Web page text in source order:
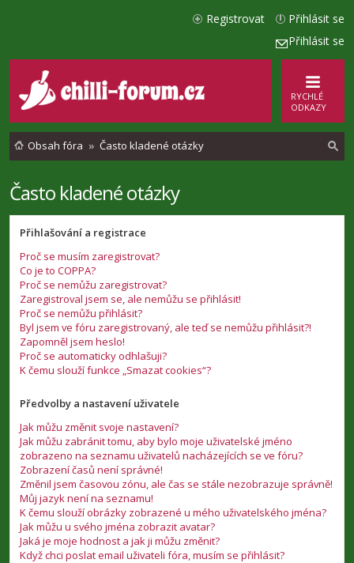
Přihlásit se
Přihlásit se
Registrovat
RYCHLÉ
ODKAZY
Obsah fóra Často kladené otázky
e
Často kladené otázky
Přihlašování a registrace
Proč se musím zaregistrovat?
Co je to COPPA?
Proč se nemůžu zaregistrovat?
Zaregistroval jsem se, ale nemůžu se přihlásit!
Proč se nemůžu přihlásit?
Byl jsem ve fóru zaregistrovaný, ale teď se nemůžu přihlásit?!
Zapomněl jsem heslo!
Proč se automaticky odhlašuji?
K čemu slouží funkce „Smazat cookies“?
Předvolby a nastavení uživatele
Jak můžu změnit svoje nastavení?
Jak můžu zabránit tomu, aby bylo moje uživatelské jméno
zobrazeno na seznamu uživatelů nacházejících se ve fóru?
Zobrazení časů není správné!
Změnil jsem časovou zónu, ale čas se stále nezobrazuje správně!
Můj jazyk není na seznamu!
K čemu slouží obrázky zobrazené u mého uživatelského jména?
Jak můžu u svého jména zobrazit avatar?
Jaká je moje hodnost a jak ji můžu změnit?
Když chci poslat email uživateli fóra, musím se přihlásit?